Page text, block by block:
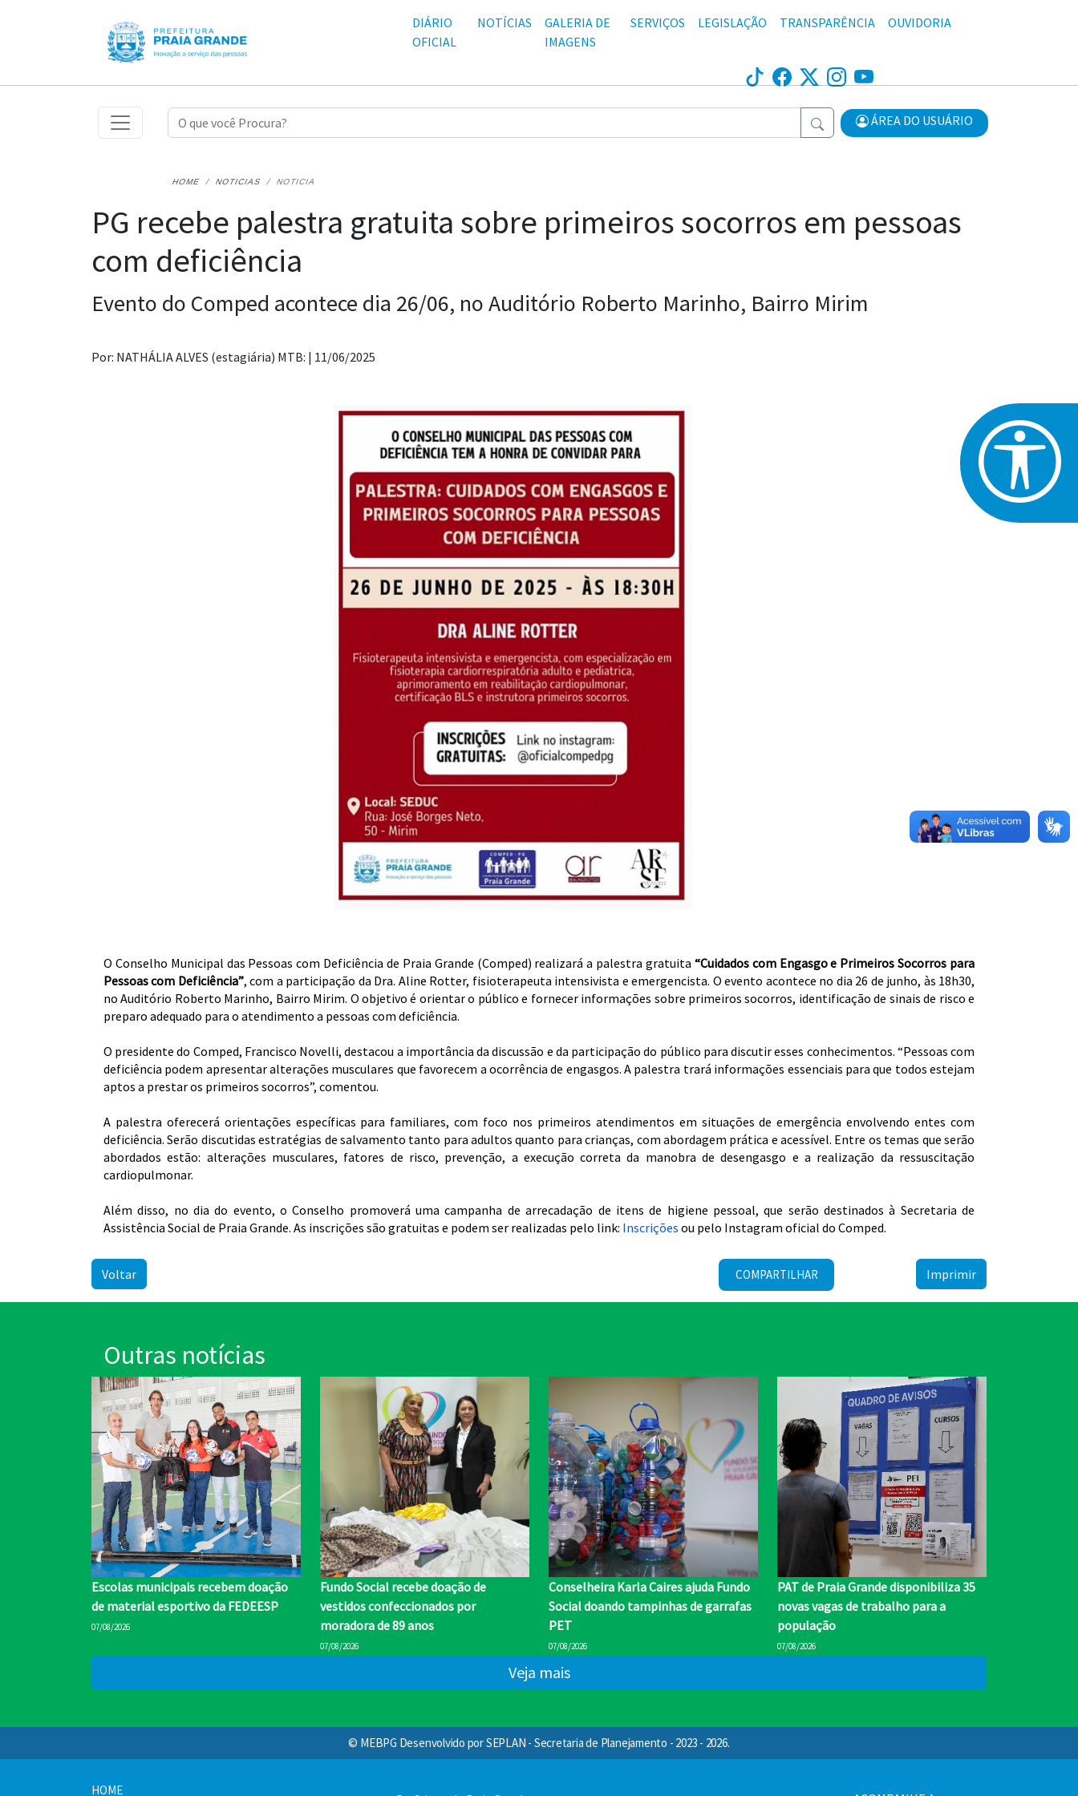
DIÁRIO
OFICIAL
NOTÍCIAS
GALERIA DE
IMAGENS
SERVIÇOS LEGISLAÇÃO TRANSPARÊNCIA OUVIDORIA
ÁREA DO USUÁRIO
HOME NOTICIAS NOTICIA
PG recebe palestra gratuita sobre primeiros socorros em pessoas
com deficiência
Evento do Comped acontece dia 26/06, no Auditório Roberto Marinho, Bairro Mirim
Por: NATHÁLIA ALVES (estagiária) MTB: | 11/06/2025
O Conselho Municipal das Pessoas com Deficiência de Praia Grande (Comped) realizará a palestra gratuita “Cuidados com Engasgo e Primeiros Socorros para
Pessoas com Deficiência”, com a participação da Dra. Aline Rotter, fisioterapeuta intensivista e emergencista. O evento acontece no dia 26 de junho, às 18h30,
no Auditório Roberto Marinho, Bairro Mirim. O objetivo é orientar o público e fornecer informações sobre primeiros socorros, identificação de sinais de risco e
preparo adequado para o atendimento a pessoas com deficiência.
O presidente do Comped, Francisco Novelli, destacou a importância da discussão e da participação do público para discutir esses conhecimentos. “Pessoas com
deficiência podem apresentar alterações musculares que favorecem a ocorrência de engasgos. A palestra trará informações essenciais para que todos estejam
aptos a prestar os primeiros socorros”, comentou.
A palestra oferecerá orientações específicas para familiares, com foco nos primeiros atendimentos em situações de emergência envolvendo entes com
deficiência. Serão discutidas estratégias de salvamento tanto para adultos quanto para crianças, com abordagem prática e acessível. Entre os temas que serão
abordados estão: alterações musculares, fatores de risco, prevenção, a execução correta da manobra de desengasgo e a realização da ressuscitação
cardiopulmonar.
Além disso, no dia do evento, o Conselho promoverá uma campanha de arrecadação de itens de higiene pessoal, que serão destinados à Secretaria de
Assistência Social de Praia Grande. As inscrições são gratuitas e podem ser realizadas pelo link: Inscrições ou pelo Instagram oficial do Comped.
Voltar COMPARTILHAR Imprimir
Outras notícias
Escolas municipais recebem doação
de material esportivo da FEDEESP
07/08/2026
Fundo Social recebe doação de
vestidos confeccionados por
moradora de 89 anos
07/08/2026
Conselheira Karla Caires ajuda Fundo
Social doando tampinhas de garrafas
PET
07/08/2026
PAT de Praia Grande disponibiliza 35
novas vagas de trabalho para a
população
07/08/2026
Veja mais
© MEBPG Desenvolvido por SEPLAN - Secretaria de Planejamento - 2023 - 2026.
HOME